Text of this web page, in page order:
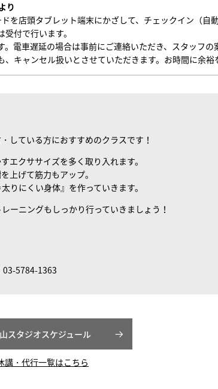
り
を店頭タブレット端末にかざして、チェックイン（自
付で行います。
。電車遅延の場合は事前にご連絡いただき、スタッフの
キャンセル扱いとさせていただきます。お時間に余裕
している方におすすめのクラスです！
エクササイズを多く取り入れます。
上げて筋力もアップ。
りにくい身体』を作っていきます。
ーニングもしっかり行っていきましょう！
03-5784-1363
スタジオスケジュール
講・代行一覧はこちら